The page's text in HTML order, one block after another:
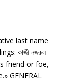
last name
কাজী নজরুল
friend or foe,
GENERAL